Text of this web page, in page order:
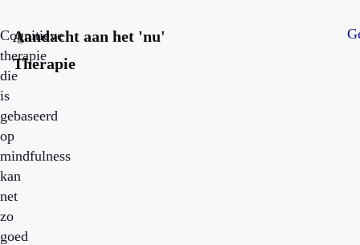
Cognitieve
therapie
die
is
gebaseerd
op
mindfulness
kan
net
zo
goed
Aandacht aan het 'nu'
Therapie